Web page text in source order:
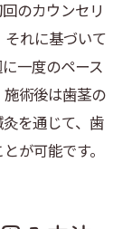
のカウンセリ
れに基づいて
一度のペース
術後は歯茎の
を通じて、歯
が可能です。